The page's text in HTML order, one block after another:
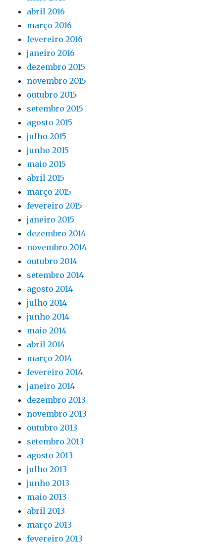
abril 2016
março 2016
fevereiro 2016
janeiro 2016
dezembro 2015
novembro 2015
outubro 2015
setembro 2015
agosto 2015
julho 2015
junho 2015
maio 2015
abril 2015
março 2015
fevereiro 2015
janeiro 2015
dezembro 2014
novembro 2014
outubro 2014
setembro 2014
agosto 2014
julho 2014
junho 2014
maio 2014
abril 2014
março 2014
fevereiro 2014
janeiro 2014
dezembro 2013
novembro 2013
outubro 2013
setembro 2013
agosto 2013
julho 2013
junho 2013
maio 2013
abril 2013
março 2013
fevereiro 2013